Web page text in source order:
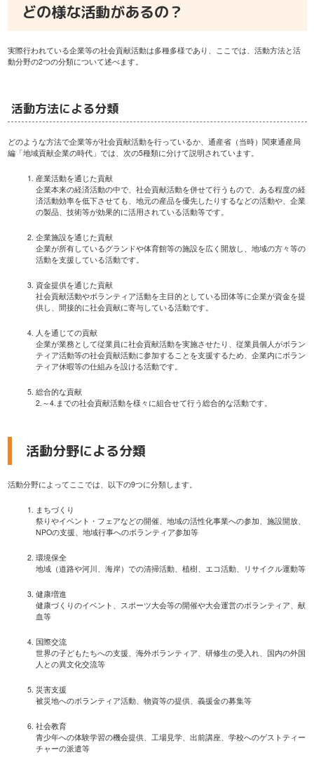
どの様な活動があるの？
実際行われている企業等の社会貢献活動は多種多様であり、ここでは、活動方法と活
動分野の2つの分類について述べます。
活動方法による分類
どのような方法で企業等が社会貢献活動を行っているか、通産省（当時）関東通産局
編「地域貢献企業の時代」では、次の5種類に分けて説明されています。
産業活動を通じた貢献
企業本来の経済活動の中で、社会貢献活動を併せて行うもので、ある程度の経
済活動効率を低下させても、地元の産品を優先したりするなどの活動や、企業
の製品、技術等が効果的に活用されている活動等です。
企業施設を通じた貢献
企業が所有しているグランドや体育館等の施設を広く開放し、地域の方々等の
活動を支援している活動です。
資金提供を通じた貢献
社会貢献活動やボランティア活動を主目的としている団体等に企業が資金を提
供し、間接的に社会貢献に寄与している活動です。
人を通じての貢献
企業が業務として従業員に社会貢献活動を実施させたり、従業員個人がボラン
ティア活動等の社会貢献活動に参加することを支援するため、企業内にボラン
ティア休暇等の仕組みを設ける活動です。
総合的な貢献
2.～4.までの社会貢献活動を様々に組合せて行う総合的な活動です。
活動分野による分類
活動分野によってここでは、以下の9つに分類します。
まちづくり
祭りやイベント・フェアなどの開催、地域の活性化事業への参加、施設開放、
NPOの支援、地域行事へのボランティア参加等
環境保全
地域（道路や河川、海岸）での清掃活動、植樹、エコ活動、リサイクル運動等
健康増進
健康づくりのイベント、スポーツ大会等の開催や大会運営のボランティア、献
血等
国際交流
世界の子どもたちへの支援、海外ボランティア、研修生の受入れ、国内の外国
人との異文化交流等
災害支援
被災地へのボランティア活動、物資等の提供、義援金の募集等
社会教育
青少年への体験学習の機会提供、工場見学、出前講座、学校へのゲストティー
チャーの派遣等